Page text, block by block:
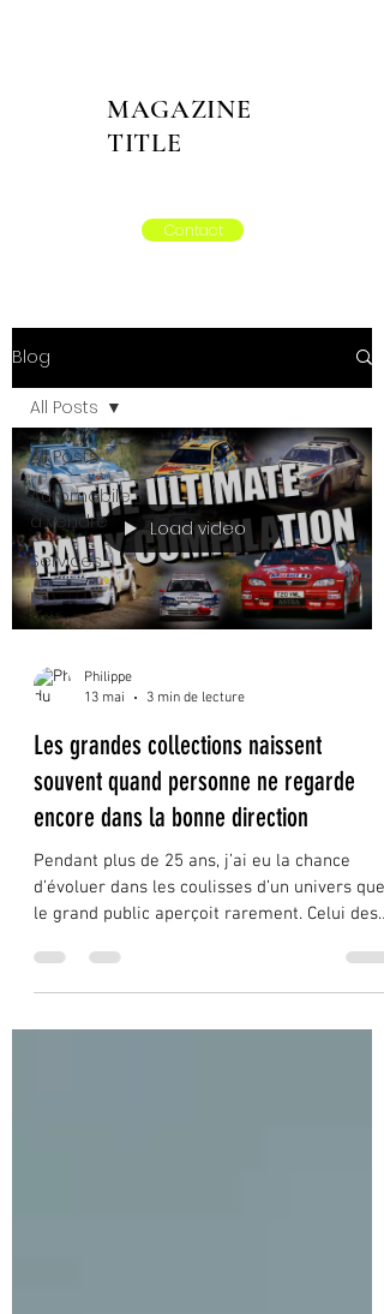
MAGAZINE
TITLE
Contact
Blog
All Posts
Automobile
à vendre
Services
All Posts
Load video
Philippe
13 mai
3 min de lecture
Les grandes collections naissent
souvent quand personne ne regarde
encore dans la bonne direction
Pendant plus de 25 ans, j’ai eu la chance
d’évoluer dans les coulisses d’un univers que
le grand public aperçoit rarement. Celui des
garages confidentiels.Des paddocks.Des
échanges discrets entre passionnés.Et parfois